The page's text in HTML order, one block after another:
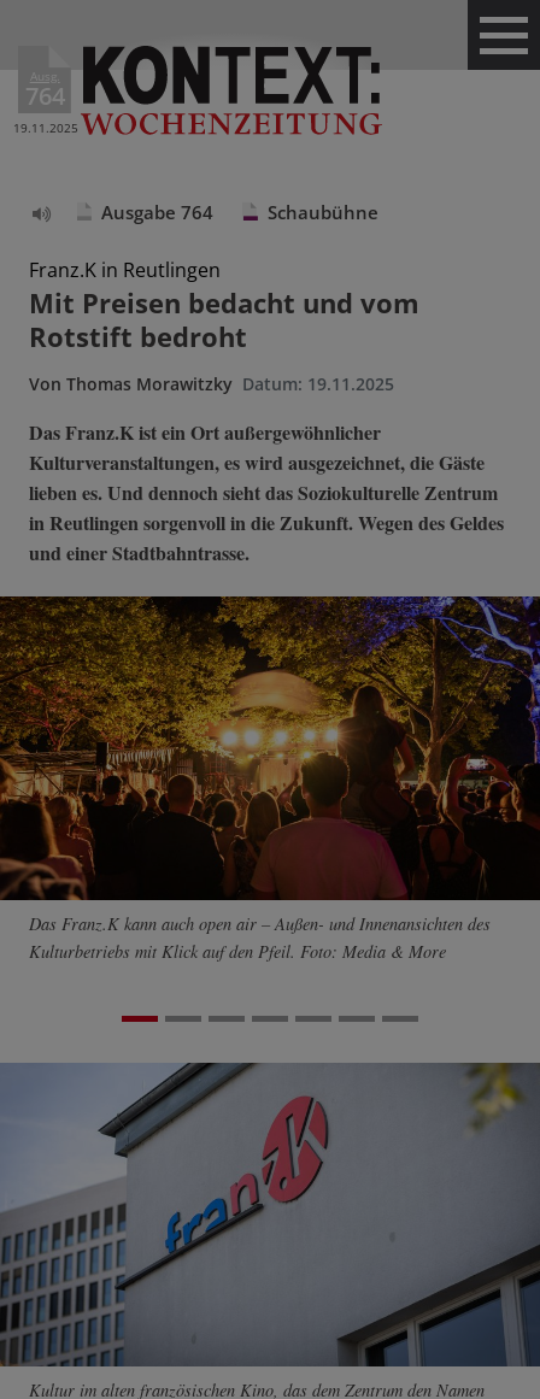
Ausg.
764
19.11.2025
vorlesen
Ausgabe 764 Schaubühne
Franz.K in Reutlingen
Mit Preisen bedacht und vom
Rotstift bedroht
Von Thomas Morawitzky Datum: 19.11.2025
Das Franz.K ist ein Ort außergewöhnlicher
Kulturveranstaltungen, es wird ausgezeichnet, die Gäste
lieben es. Und dennoch sieht das Soziokulturelle Zentrum
in Reutlingen sorgenvoll in die Zukunft. Wegen des Geldes
und einer Stadtbahntrasse.
Das Franz.K kann auch open air – Außen- und Innenansichten des
Kulturbetriebs mit Klick auf den Pfeil. Foto: Media & More
Kultur im alten französischen Kino, das dem Zentrum den Namen